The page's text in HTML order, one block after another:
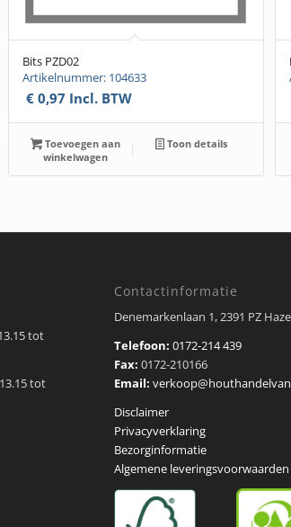
Bits PZD02
Artikelnummer: 104633
€0,97 Incl. BTW
Toevoegen aan
winkelwagen
Toon details
tot
tot
Contactinformatie
Denemarkenlaan 1, 2391 PZ
Telefoon:0172-214 439
Fax:0172-210166
Email:
Disclaimer
Privacyverklaring
Bezorginformatie
Algemene leveringsvoorwaarden